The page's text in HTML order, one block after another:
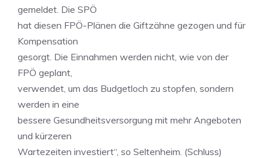
gemeldet. Die SPÖ
hat diesen FPÖ-Plänen die Giftzähne gezogen und für
Kompensation
gesorgt. Die Einnahmen werden nicht, wie von der
FPÖ geplant,
verwendet, um das Budgetloch zu stopfen, sondern
werden in eine
bessere Gesundheitsversorgung mit mehr Angeboten
und kürzeren
Wartezeiten investiert“, so Seltenheim. (Schluss)